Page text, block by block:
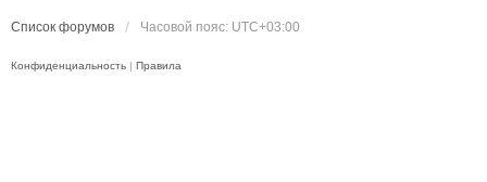
Список форумов Часовой пояс: UTC+03:00
Конфиденциальность | Правила